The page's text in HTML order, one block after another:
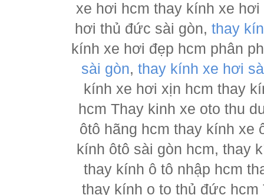
xe hơi hcm thay kính xe
hơi thủ đức sài gòn, thay
kính xe hơi đẹp hcm phân
sài gòn, thay kính xe hơi
kính xe hơi xịn hcm thay
hcm Thay kinh xe oto thu
ôtô hãng hcm thay kính xe
kính ôtô sài gòn hcm, thay
thay kính ô tô nhập hcm
thay kính o to thủ đức